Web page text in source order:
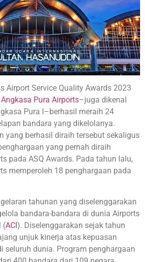
Airport Service Quality Awards 2023
Angkasa Pura Airports–juga dikenal
Pura I–berhasil meraih 24
bandara yang dikelolanya.
yang berhasil diraih tersebut sekaligus
yang pernah diraih
pada ASQ Awards. Pada tahun lalu,
memperoleh 18 penghargaan pada
tahunan yang diselenggarakan
bandara-bandara di dunia Airports
(ACI). Diselenggarakan sejak tahun
unjuk kinerja atas kepuasan
seluruh dunia. Program penghargaan